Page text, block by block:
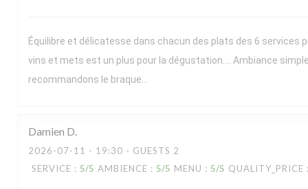
Équilibre et délicatesse dans chacun des plats des 6 services
vins et mets est un plus pour la dégustation…. Ambiance
recommandons le braque…
Damien D
2026-07-11 - 19:30 - GUESTS 2
SERVICE : 5/5 AMBIENCE : 5/5 MENU : 5/5 QUALITY_PRICE